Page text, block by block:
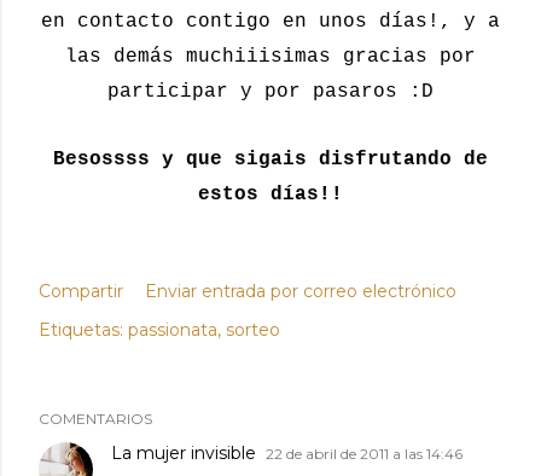
en contacto contigo en unos días!, y a
las demás muchiiisimas gracias por
participar y por pasaros :D
Besossss y que sigais disfrutando de
estos días!!
Compartir
Enviar entrada por correo electrónico
Etiquetas: passionata sorteo
COMENTARIOS
La mujer invisible 22 de abril de 2011 a las 14:46